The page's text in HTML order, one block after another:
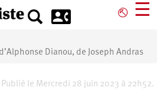
⎋ ☰
Dianou, de Joseph Andras
Publié le Mercredi 28 juin 2023 à 22h52.